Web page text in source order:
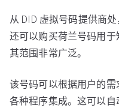
从 DID 虚拟号码提供商
还可以购买荷兰号码用
其范围非常广泛。
该号码可以根据用户的需
各种程序集成。这可以